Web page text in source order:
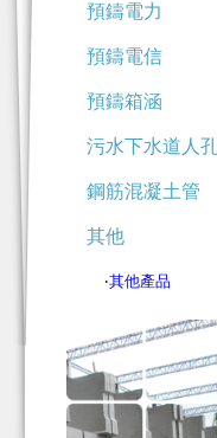
預鑄電力
預鑄電信
預鑄箱涵
污水下水道人
鋼筋混凝土管
其他
‧其他產品